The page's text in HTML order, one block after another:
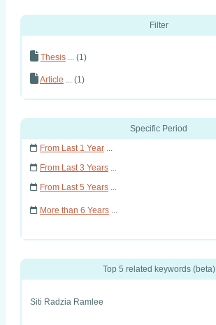
Filter
Thesis ... (1)
Article ... (1)
Specific Period
From Last 1 Year ...
From Last 3 Years ...
From Last 5 Years ...
More than 6 Years ...
Top 5 related keywords (beta)
Siti Radzia Ramlee